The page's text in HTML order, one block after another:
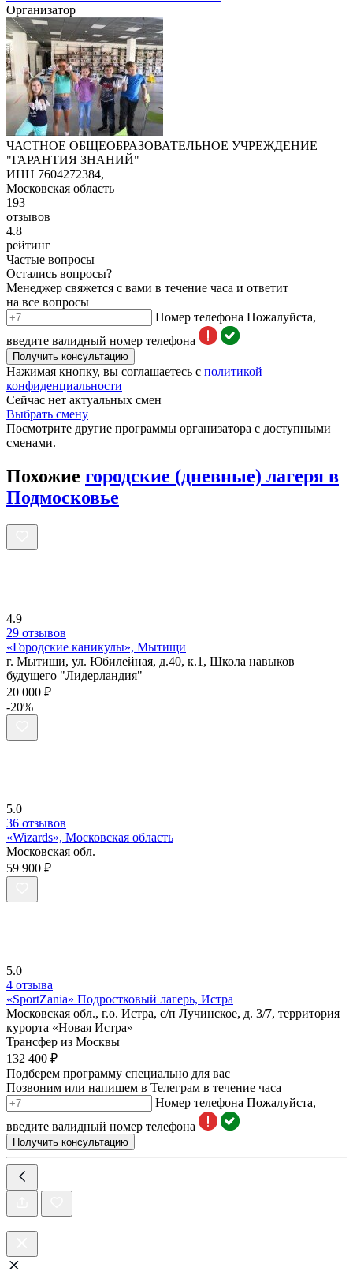
Организатор
ЧАСТНОЕ ОБЩЕОБРАЗОВАТЕЛЬНОЕ УЧРЕЖДЕНИЕ
"ГАРАНТИЯ ЗНАНИЙ"
ИНН 7604272384,
Московская область
193
отзывов
4.8
рейтинг
Частые вопросы
Остались вопросы?
Менеджер свяжется с вами в течение часа и ответит
на все вопросы
Номер телефона Пожалуйста,
введите валидный номер телефона
Получить консультацию
Нажимая кнопку, вы соглашаетесь с политикой
конфиденциальности
Сейчас нет актуальных смен
Выбрать смену
Посмотрите другие программы организатора с доступными
сменами.
Похожие городские (дневные) лагеря в
Подмосковье
4.9
29 отзывов
«Городские каникулы», Мытищи
г. Мытищи, ул. Юбилейная, д.40, к.1, Школа навыков
будущего "Лидерландия"
20 000 ₽
-20%
5.0
36 отзывов
«Wizards», Московская область
Московская обл.
59 900 ₽
5.0
4 отзыва
«SportZania» Подростковый лагерь, Истра
Московская обл., г.о. Истра, с/п Лучинское, д. 3/7, территория
курорта «Новая Истра»
Трансфер из Москвы
132 400 ₽
Подберем программу специально для вас
Позвоним или напишем в Телеграм в течение часа
Номер телефона Пожалуйста,
введите валидный номер телефона
Получить консультацию